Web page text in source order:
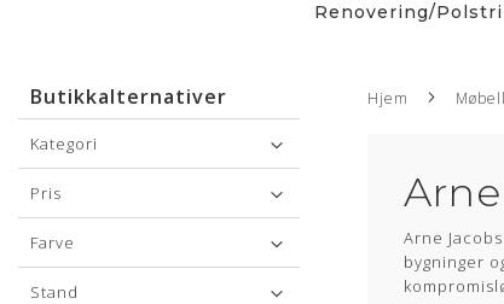
Renovering/
Hjem
Arne
bygninger
Butikkalternativer
Kategori
Pris
Farve
Stand